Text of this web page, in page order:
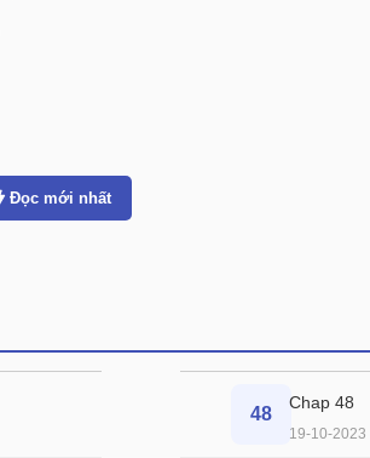
Đọc mới nhất
48
Chap 48
19-10-2023